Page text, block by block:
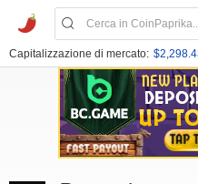
Capitalizzazione di mercato: